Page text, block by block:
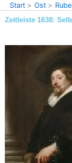
Start Ost
Zeitleiste 1638: